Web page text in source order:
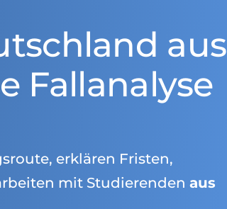
aus
Fallanalyse
erklären Fristen,
mit Studierendenaus